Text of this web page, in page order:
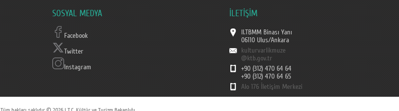
SOSYAL MEDYA
Facebook
Twitter
Instagram
İLETİŞİM
II.TBMM Binası Yanı
06110 Ulus/Ankara
kulturvarlikmuze
@ktb.gov.tr
+90 (312) 470 64 64
+90 (312) 470 64 65
Alo 176 İletişim Merkezi